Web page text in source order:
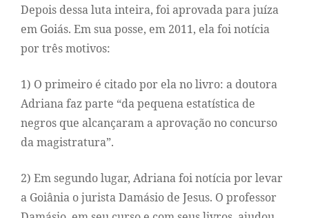
Depois dessa luta inteira, foi aprovada para juíza
em Goiás. Em sua posse, em 2011, ela foi notícia
por três motivos:
1) O primeiro é citado por ela no livro: a doutora
Adriana faz parte “da pequena estatística de
negros que alcançaram a aprovação no concurso
da magistratura”.
2) Em segundo lugar, Adriana foi notícia por levar
a Goiânia o jurista Damásio de Jesus. O professor